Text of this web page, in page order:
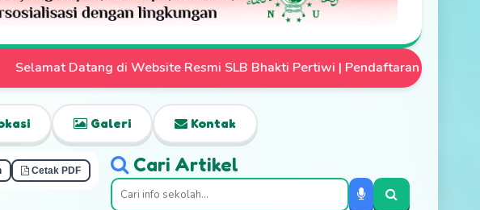
Resmi SLB Bhakti Pertiwi | Pendaftaran Siswa Baru Telah Dibuka | Mari
Galeri Kontak
Cetak PDF Cari Artikel